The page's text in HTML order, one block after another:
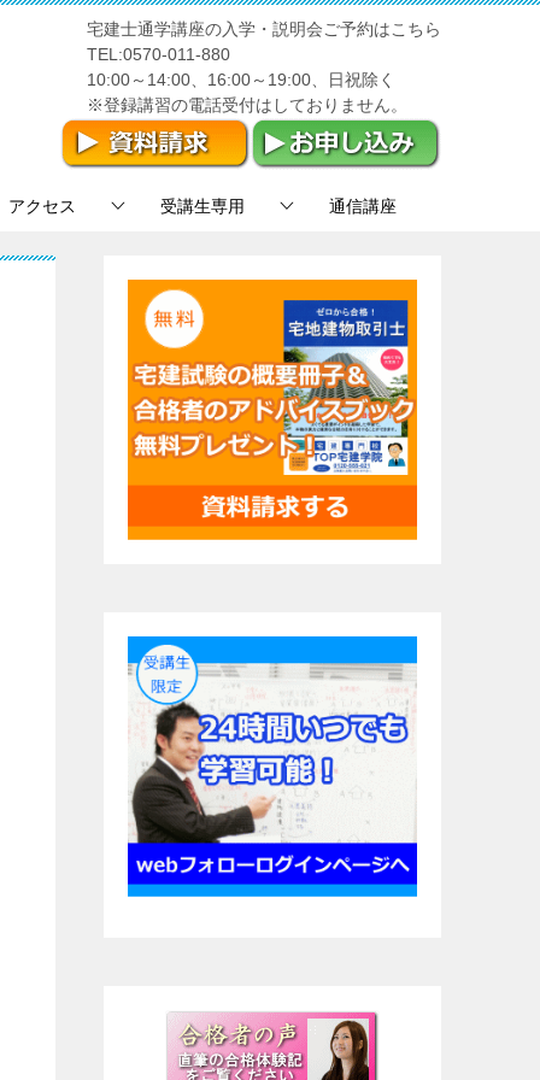
宅建士通学講座の入学・説明会ご予約はこちら
TEL:0570-011-880
10:00～14:00、16:00～19:00、日祝除く
※登録講習の電話受付はしておりません。
アクセス 受講生専用 通信講座